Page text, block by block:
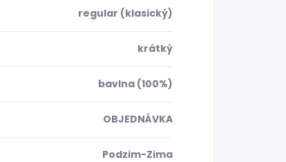
regular (klasický)
krátký
bavlna (100%)
OBJEDNÁVKA
Podzim-Zima